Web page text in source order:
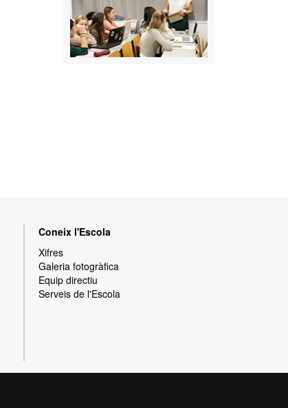
Coneix l'Escola
Xifres
Galeria fotogràfica
Equip directiu
Serveis de l'Escola